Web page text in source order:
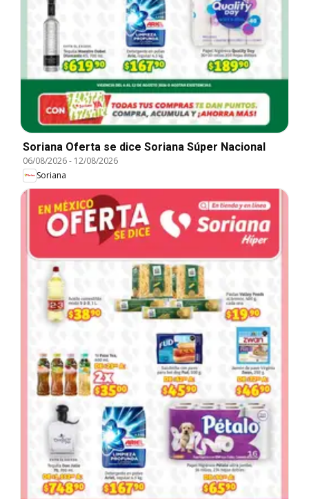
Soriana Oferta se dice Soriana Súper Nacional
06/08/2026- 12/08/2026
Soriana